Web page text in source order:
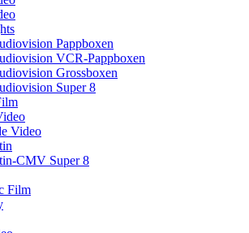
Pappboxen
VCR-Pappboxen
Grossboxen
Super 8
Video
CMV Super 8
Film